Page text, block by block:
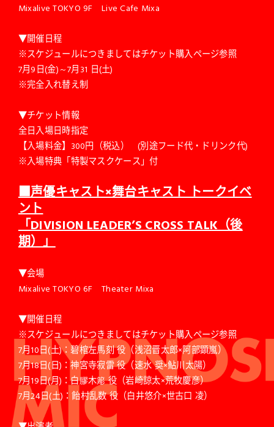
Mixalive TOKYO 9F Live Cafe Mixa
▼開催日程
※スケジュールにつきましてはチケット購入ページ参照
7月9日(金)～7月31 日(土)
※完全入れ替え制
▼チケット情報
全日入場日時指定
【入場料金】300円（税込） (別途フード代・ドリンク代)
※入場特典「特製マスクケース」付
■声優キャスト×舞台キャスト トークイベ
ント
「DIVISION LEADER’S CROSS TALK（後
期）」
▼会場
Mixalive TOKYO 6F Theater Mixa
▼開催日程
※スケジュールにつきましてはチケット購入ページ参照
7月10日(土)：碧棺左馬刻 役（浅沼晋太郎×阿部顕嵐）
7月18日(日)：神宮寺寂雷 役（速水 奨×鮎川太陽）
7月19日(月)：白膠木簓 役（岩崎諒太×荒牧慶彦）
7月24日(土)：飴村乱数 役（白井悠介×世古口 凌）